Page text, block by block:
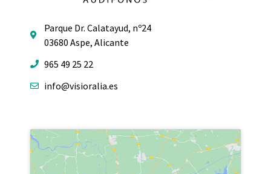
Parque Dr. Calatayud, nº24
03680 Aspe, Alicante
965 49 25 22
info@visioralia.es